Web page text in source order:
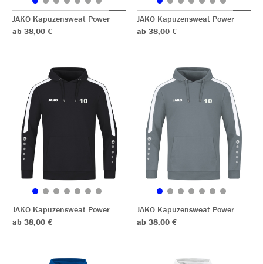
JAKO Kapuzensweat Power
ab 38,00 €
JAKO Kapuzensweat Power
ab 38,00 €
JAKO Kapuzensweat Power
ab 38,00 €
JAKO Kapuzensweat Power
ab 38,00 €